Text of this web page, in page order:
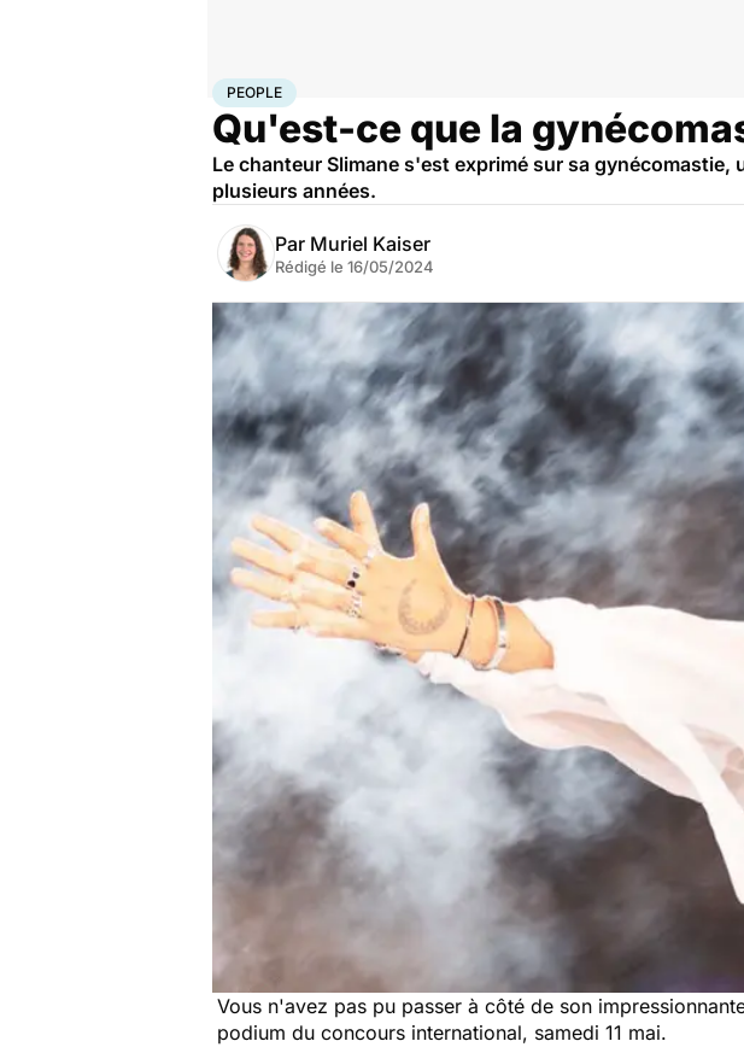
AccueilSanté
PEOPLE
Qu'est-ce que la
Le chanteur Slimane s'est exprimé sur sa
plusieurs années.
Par Muriel Kaiser
Rédigé le 16/05/2024
Vous n'avez pas pu passer à côté de son
podium du concours international, samedi 11 mai.